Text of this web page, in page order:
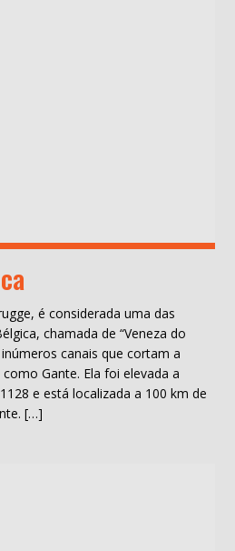
é considerada uma das
chamada de “Veneza do
canais que cortam a
Gante. Ela foi elevada a
e está localizada a 100 km de
[…]